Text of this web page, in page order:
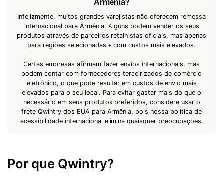
Armênia?
Infelizmente, muitos grandes varejistas não oferecem remessa
internacional para Armênia. Alguns podem vender os seus
produtos através de parceiros retalhistas oficiais, mas apenas
para regiões selecionadas e com custos mais elevados.
Certas empresas afirmam fazer envios internacionais, mas
podem contar com fornecedores terceirizados de comércio
eletrônico, o que pode resultar em custos de envio mais
elevados para o seu local. Para evitar gastar mais do que o
necessário em seus produtos preferidos, considere usar o
frete Qwintry dos EUA para Armênia, pois nossa política de
acessibilidade internacional elimina quaisquer preocupações.
Por que Qwintry?